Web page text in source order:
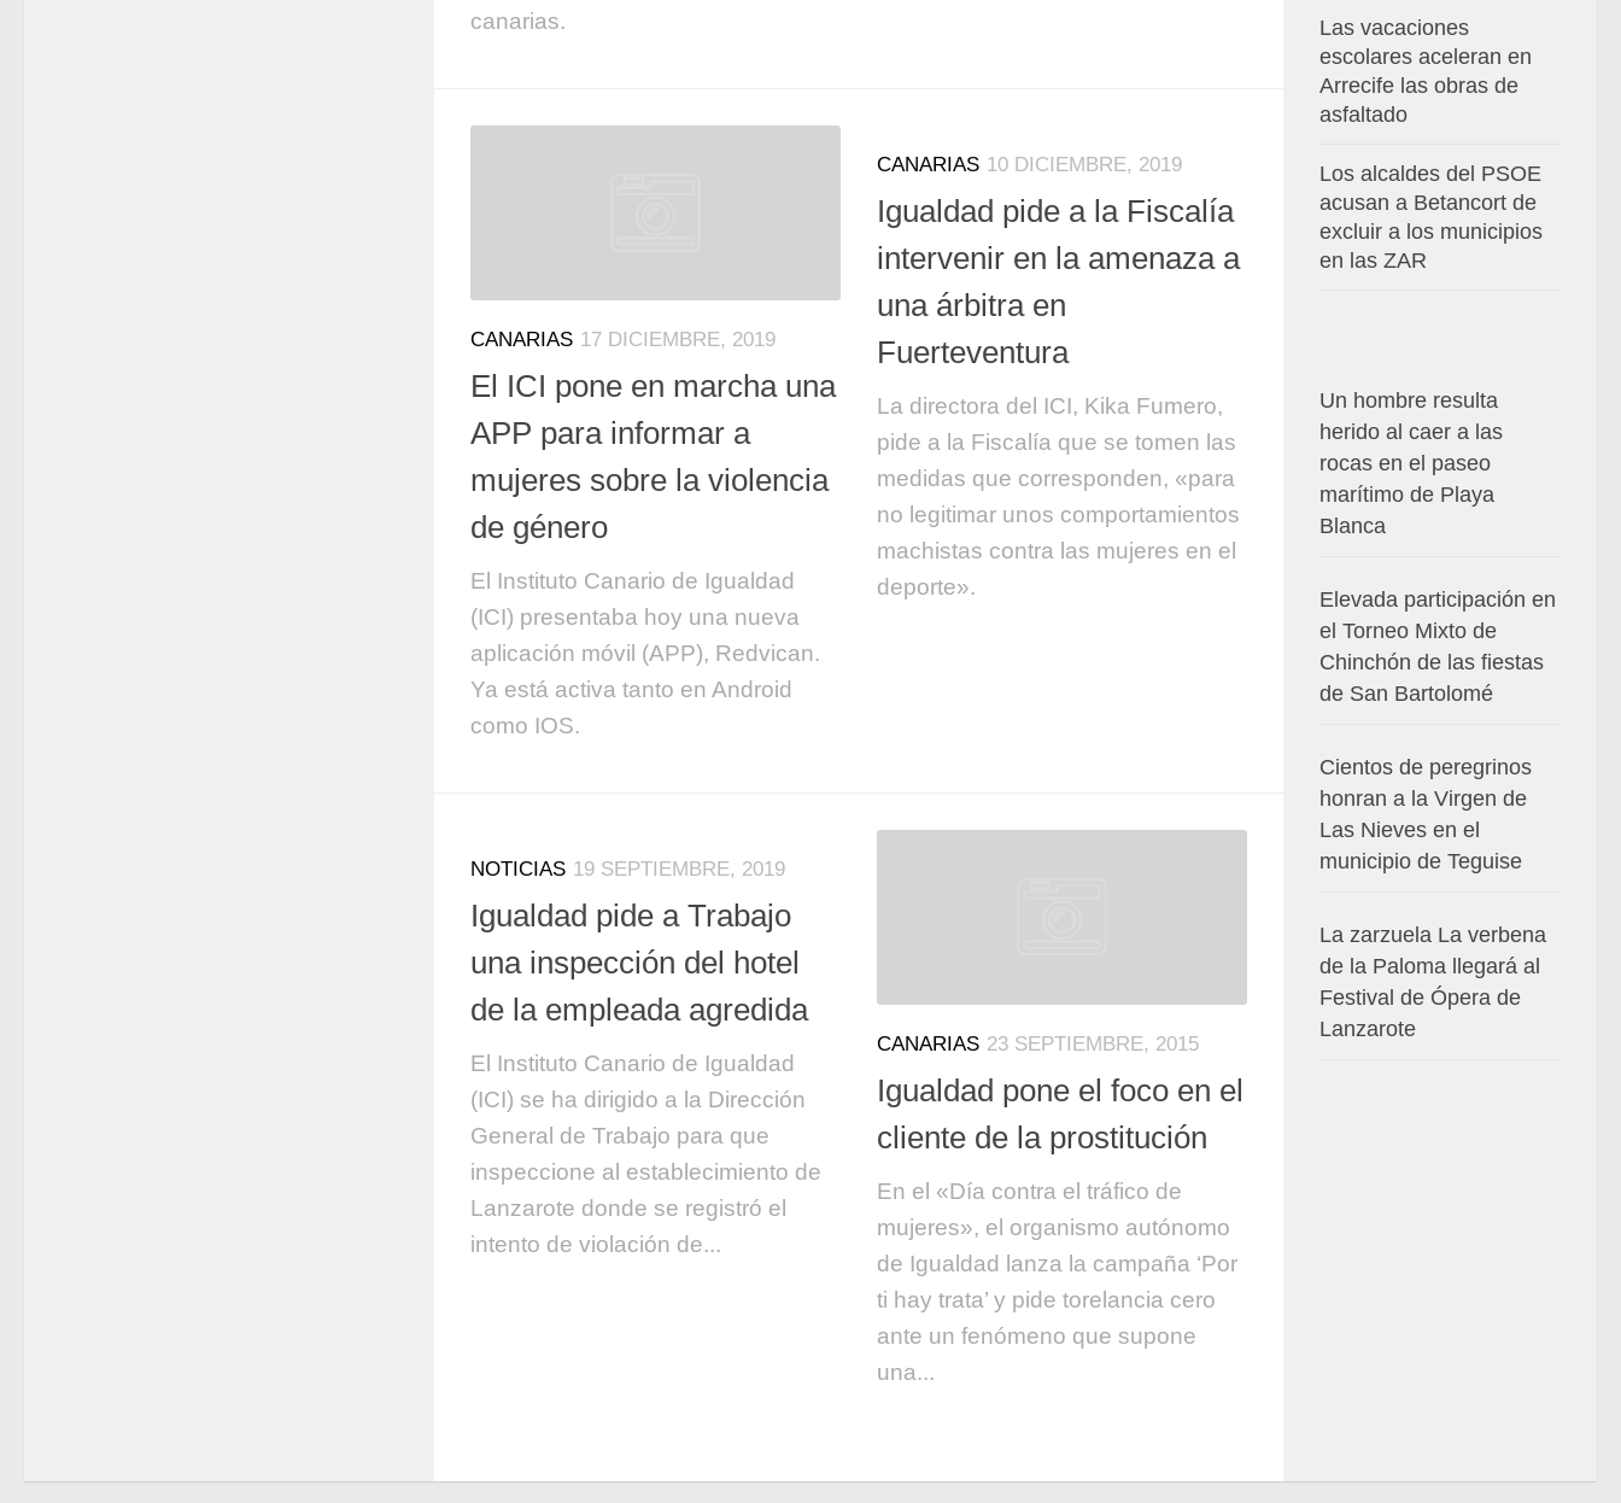
canarias.
CANARIAS 17 DICIEMBRE, 2019
El ICI pone en marcha una
APP para informar a
mujeres sobre la violencia
de género
El Instituto Canario de Igualdad
(ICI) presentaba hoy una nueva
aplicación móvil (APP), Redvican.
Ya está activa tanto en Android
como IOS.
CANARIAS 10 DICIEMBRE, 2019
Igualdad pide a la Fiscalía
intervenir en la amenaza a
una árbitra en
Fuerteventura
La directora del ICI, Kika Fumero,
pide a la Fiscalía que se tomen las
medidas que corresponden, «para
no legitimar unos comportamientos
machistas contra las mujeres en el
deporte».
NOTICIAS 19 SEPTIEMBRE, 2019
Igualdad pide a Trabajo
una inspección del hotel
de la empleada agredida
El Instituto Canario de Igualdad
(ICI) se ha dirigido a la Dirección
General de Trabajo para que
inspeccione al establecimiento de
Lanzarote donde se registró el
intento de violación de...
CANARIAS 23 SEPTIEMBRE, 2015
Igualdad pone el foco en el
cliente de la prostitución
En el «Día contra el tráfico de
mujeres», el organismo autónomo
de Igualdad lanza la campaña ‘Por
ti hay trata’ y pide torelancia cero
ante un fenómeno que supone
una...
Las vacaciones
escolares aceleran en
Arrecife las obras de
asfaltado
Los alcaldes del PSOE
acusan a Betancort de
excluir a los municipios
en las ZAR
Un hombre resulta
herido al caer a las
rocas en el paseo
marítimo de Playa
Blanca
Elevada participación en
el Torneo Mixto de
Chinchón de las fiestas
de San Bartolomé
Cientos de peregrinos
honran a la Virgen de
Las Nieves en el
municipio de Teguise
La zarzuela La verbena
de la Paloma llegará al
Festival de Ópera de
Lanzarote